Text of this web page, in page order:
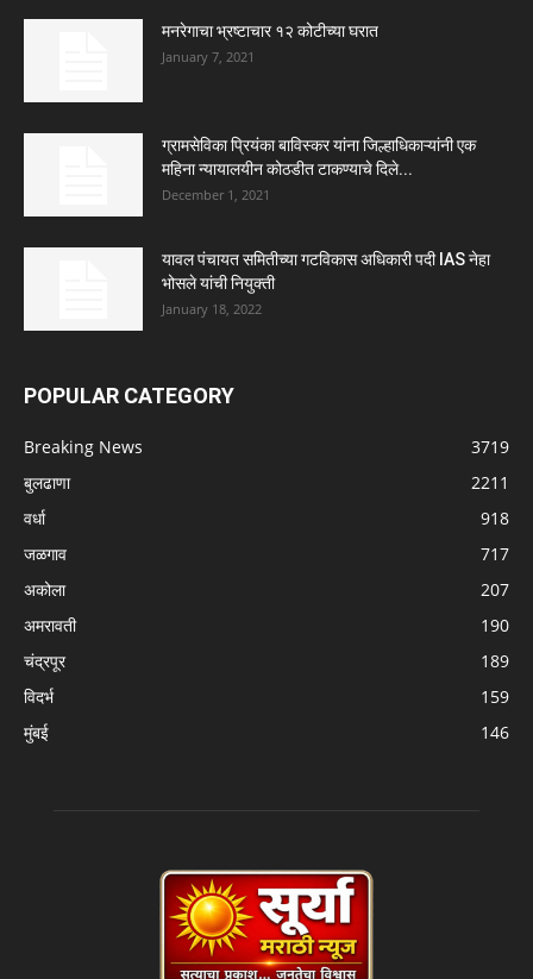
मनरेगाचा भ्रष्टाचार १२ कोटीच्या घरात
January 7, 2021
ग्रामसेविका प्रियंका बाविस्कर यांना जिल्हाधिकाऱ्यांनी एक
महिना न्यायालयीन कोठडीत टाकण्याचे दिले...
December 1, 2021
यावल पंचायत समितीच्या गटविकास अधिकारी पदी IAS नेहा
भोसले यांची नियुक्ती
January 18, 2022
POPULAR CATEGORY
Breaking News
3719
बुलढाणा
2211
वर्धा
918
जळगाव
717
अकोला
207
अमरावती
190
चंद्रपूर
189
विदर्भ
159
मुंबई
146